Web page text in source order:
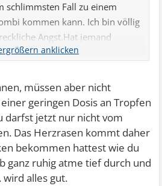
schlimmsten Fall zu einem
kommen kann. Ich bin völlig
Angst.Hat jemand
müssen aber nicht
geringen Dosis an Tropfen
darfst jetzt nur nicht vom
Das Herzrasen kommt daher
bekommen hattest wie du
ganz ruhig atme tief durch und
wird alles gut.